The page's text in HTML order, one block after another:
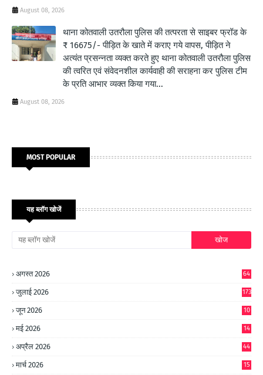
August 08, 2026
थाना कोतवाली उतरौला पुलिस की तत्परता से साइबर फ्रॉड के
₹ 16675/- पीड़ित के खाते में कराए गये वापस, पीड़ित ने
अत्यंत प्रसन्नता व्यक्त करते हुए थाना कोतवाली उतरौला पुलिस
की त्वरित एवं संवेदनशील कार्यवाही की सराहना कर पुलिस टीम
के प्रति आभार व्यक्त किया गया...
August 08, 2026
MOST POPULAR
यह ब्लॉग खोजें
अगस्त 2026 64
जुलाई 2026 173
जून 2026
10
मई 2026
14
अप्रैल 2026 44
मार्च 2026 15